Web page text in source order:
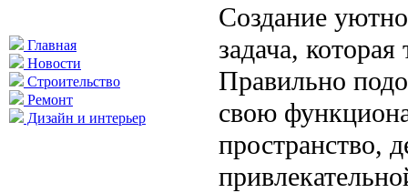
Главная
Новости
Строительство
Ремонт
Дизайн и интерьер
Создание
задача,
Правильно
свою
пространство,